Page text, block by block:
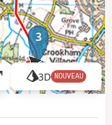
3
3D NOUVEAU